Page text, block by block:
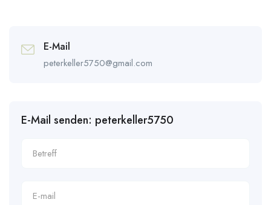
E-Mail
peterkeller5750@gmail.com
E-Mail senden: peterkeller5750